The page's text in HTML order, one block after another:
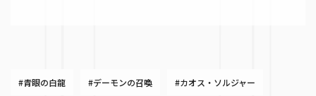
#青眼の白龍 #デーモンの召喚 #カオス・ソルジャー